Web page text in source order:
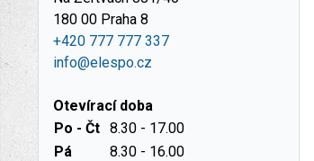
180 00 Praha 8
+420 777 777 337
info@elespo.cz
Otevírací doba
Po - Čt 8.30 - 17.00
Pá
8.30 - 16.00